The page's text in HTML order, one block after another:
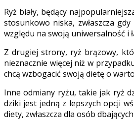
Ryż biały, będący
stosunkowo niska, zwłaszcza
względu na swoją uniwersalność i
Z drugiej strony, ryż brązowy,
nieznacznie więcej niż w
chcą wzbogacić swoją dietę o
Inne odmiany ryżu, takie jak ryż
dziki jest jedną z lepszych opcji
diety, zwłaszcza dla osób